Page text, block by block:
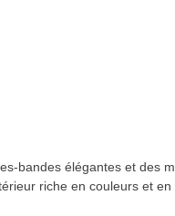
bandes élégantes et des
riche en couleurs et